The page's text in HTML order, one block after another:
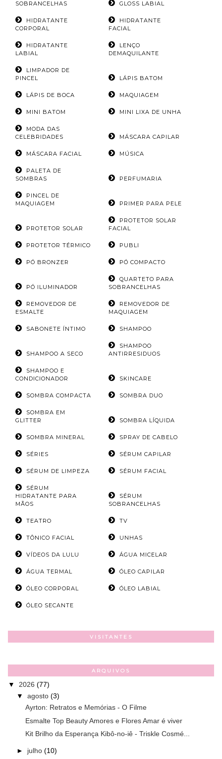
SOBRANCELHAS GLOSS LABIAL
HIDRATANTE
CORPORAL
HIDRATANTE
FACIAL
HIDRATANTE
LABIAL
LENÇO
DEMAQUILANTE
LIMPADOR DE
PINCEL
LÁPIS BATOM
LÁPIS DE BOCA MAQUIAGEM
MINI BATOM MINI LIXA DE UNHA
MODA DAS
CELEBRIDADES
MÁSCARA CAPILAR
MÁSCARA FACIAL MÚSICA
PALETA DE
SOMBRAS
PERFUMARIA
PINCEL DE
MAQUIAGEM
PRIMER PARA PELE
PROTETOR SOLAR
PROTETOR SOLAR
FACIAL
PROTETOR TÉRMICO PUBLI
PÓ BRONZER PÓ COMPACTO
PÓ ILUMINADOR
QUARTETO PARA
SOBRANCELHAS
REMOVEDOR DE
ESMALTE
REMOVEDOR DE
MAQUIAGEM
SABONETE ÍNTIMO SHAMPOO
SHAMPOO A SECO
SHAMPOO
ANTIRRESIDUOS
SHAMPOO E
CONDICIONADOR
SKINCARE
SOMBRA COMPACTA SOMBRA DUO
SOMBRA EM
GLITTER
SOMBRA LÍQUIDA
SOMBRA MINERAL SPRAY DE CABELO
SÉRIES SÉRUM CAPILAR
SÉRUM DE LIMPEZA SÉRUM FACIAL
SÉRUM
HIDRATANTE PARA
MÃOS
SÉRUM
SOBRANCELHAS
TEATRO TV
TÔNICO FACIAL UNHAS
VÍDEOS DA LULU ÁGUA MICELAR
ÁGUA TERMAL ÓLEO CAPILAR
ÓLEO CORPORAL ÓLEO LABIAL
ÓLEO SECANTE
VISITANTES
ARQUIVOS
▼ 2026 (77)
▼ agosto (3)
Ayrton: Retratos e Memórias - O Filme
Esmalte Top Beauty Amores e Flores Amar é viver
Kit Brilho da Esperança Kibô-no-iê - Triskle Cosmé...
► julho (10)